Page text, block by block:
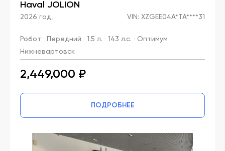
Haval JOLION
2026 год, VIN: XZGEE04A*TA****31
Робот · Передний · 1.5 л. · 143 л.с. · Оптимум
Нижневартовск
2,449,000 ₽
ПОДРОБНЕЕ